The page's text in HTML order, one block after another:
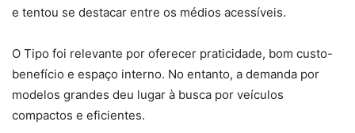
e tentou se destacar entre os médios acessíveis.
O Tipo foi relevante por oferecer praticidade, bom custo-
benefício e espaço interno. No entanto, a demanda por
modelos grandes deu lugar à busca por veículos
compactos e eficientes.